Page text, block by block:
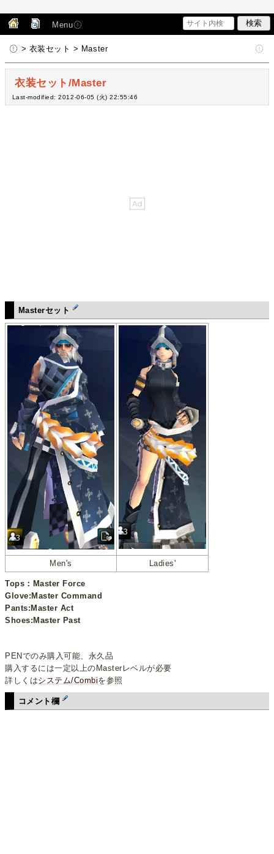
Menu
> 衣装セット > Master
衣装セット/Master
Last-modified: 2012-06-05 (火) 22:55:46
Masterセット
Men's Ladies'
Tops：Master Force
Glove:Master Command
Pants:Master Act
Shoes:Master Past
PENでのみ購入可能、永久品
購入するには一定以上のMasterレベルが必要
詳しくはシステム/Combiを参照
コメント欄